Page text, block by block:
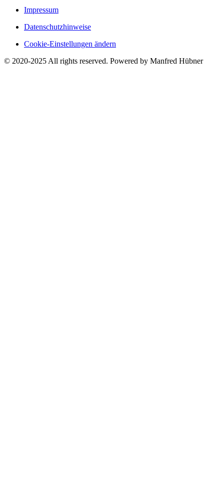
Impressum
Datenschutzhinweise
Cookie-Einstellungen ändern
© 2020-2025 All rights reserved. Powered by Manfred Hübner